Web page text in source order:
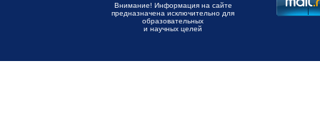
Внимание! Информация на сайте
предназначена исключительно для
образовательных
и научных целей